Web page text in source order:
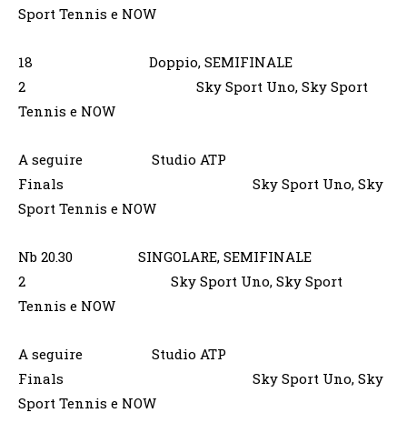
Sport Tennis e NOW
18 Doppio, SEMIFINALE
2 Sky Sport Uno, Sky Sport
Tennis e NOW
A seguire Studio ATP
Finals Sky Sport Uno, Sky
Sport Tennis e NOW
Nb 20.30 SINGOLARE, SEMIFINALE
2 Sky Sport Uno, Sky Sport
Tennis e NOW
A seguire Studio ATP
Finals Sky Sport Uno, Sky
Sport Tennis e NOW